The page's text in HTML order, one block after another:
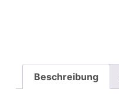
Beschreibung